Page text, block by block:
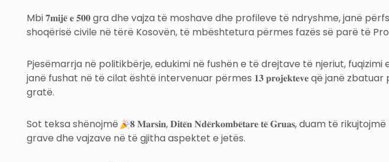
Mbi 𝟕𝐦𝐢𝐣𝐞̈ 𝐞 𝟓𝟎𝟎 gra dhe vajza të moshave dhe profileve të ndryshme, janë
shoqërisë civile në tërë Kosovën, të mbështetura përmes fazës së parë të
Pjesëmarrja në politikbërje, edukimi në fushën e të drejtave të njeriut,
janë fushat në të cilat është intervenuar përmes 𝟏𝟑 𝐩𝐫𝐨𝐣𝐞𝐤𝐭𝐞𝐯𝐞 që janë
gratë.
Sot teksa shënojmë
𝟖 𝐌𝐚𝐫𝐬𝐢𝐧, 𝐃𝐢𝐭𝐞̈𝐧 𝐍𝐝𝐞̈𝐫𝐤𝐨𝐦𝐛𝐞̈𝐭𝐚𝐫𝐞 𝐭𝐞̈ 𝐆𝐫𝐮𝐚𝐬, duam të
grave dhe vajzave në të gjitha aspektet e jetës.